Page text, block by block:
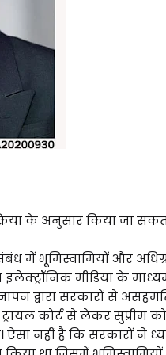
के अनुसार किया जा
में भूमिस्वामियों और
इलेक्ट्रॉनिक मीडिया के
सरकारों से असहमति
कोर्ट से लेकर सुप्रीम
नहीं है कि सरकारों ने